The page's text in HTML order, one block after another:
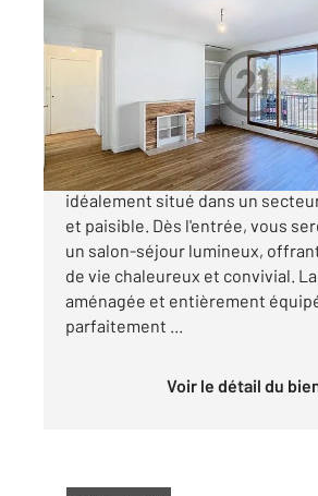
Appartement T3 à vendre
120 000 €
Découvrez cet appartement clé
idéalement situé dans un
et paisible. Dès l'entrée, vous
un salon-séjour lumineux,
de vie chaleureux et convivial.
aménagée et entièrement
parfaitement ...
Voir le détail du